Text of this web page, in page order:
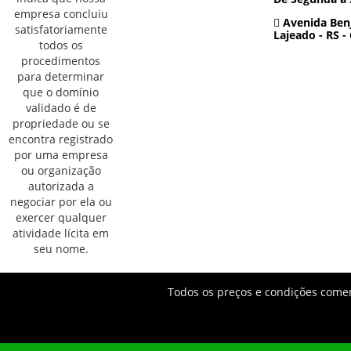
Avenida
Lajeado - RS -
Todos os preços e condições